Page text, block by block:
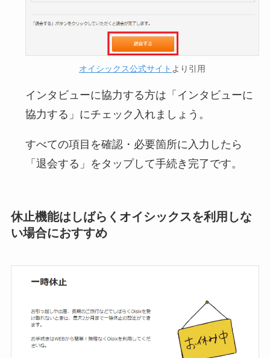
オイシックス公式サイト より引用
インタビューに協力する方は「インタビューに
協力する」にチェック入れましょう。
すべての項目を確認・必要箇所に入力したら
「退会する」をタップして手続き完了です。
休止機能はしばらくオイシックスを利用しな
い場合におすすめ